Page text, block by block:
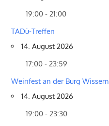
19:00 - 21:00
TADü-Treffen
14. August 2026
17:00 - 23:59
Weinfest an der Burg Wissem
14. August 2026
19:00 - 23:30